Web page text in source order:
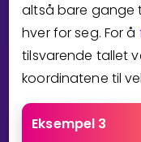
altså bare gange
hver for seg. For å
tilsvarende tallet
koordinatene til
Eksempel 3